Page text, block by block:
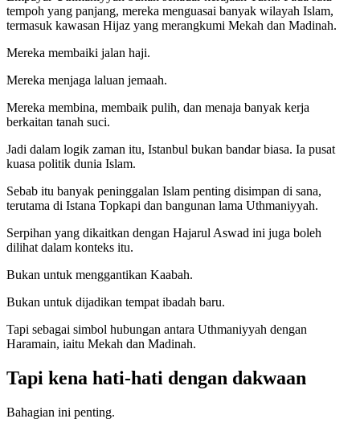
tempoh yang panjang, mereka menguasai banyak wilayah Islam,
termasuk kawasan Hijaz yang merangkumi Mekah dan Madinah.
Mereka membaiki jalan haji.
Mereka menjaga laluan jemaah.
Mereka membina, membaik pulih, dan menaja banyak kerja
berkaitan tanah suci.
Jadi dalam logik zaman itu, Istanbul bukan bandar biasa. Ia pusat
kuasa politik dunia Islam.
Sebab itu banyak peninggalan Islam penting disimpan di sana,
terutama di Istana Topkapi dan bangunan lama Uthmaniyyah.
Serpihan yang dikaitkan dengan Hajarul Aswad ini juga boleh
dilihat dalam konteks itu.
Bukan untuk menggantikan Kaabah.
Bukan untuk dijadikan tempat ibadah baru.
Tapi sebagai simbol hubungan antara Uthmaniyyah dengan
Haramain, iaitu Mekah dan Madinah.
Tapi kena hati-hati dengan dakwaan
Bahagian ini penting.